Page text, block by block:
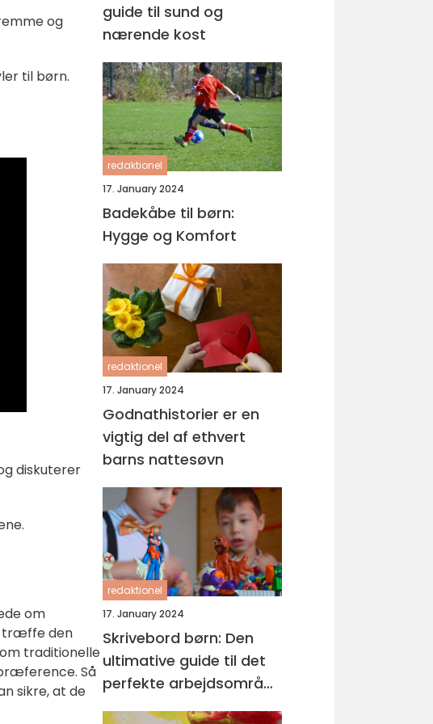
og
til børn.
diskuterer
om
træffe den
traditionelle
Så
sikre, at de
guide til sund og
nærende kost
redaktionel
17. January 2024
Badekåbe til børn:
Hygge og Komfort
redaktionel
17. January 2024
Godnathistorier er en
vigtig del af ethvert
barns nattesøvn
redaktionel
17. January 2024
Skrivebord børn: Den
ultimative guide til det
perfekte arbejdsområde
for børn